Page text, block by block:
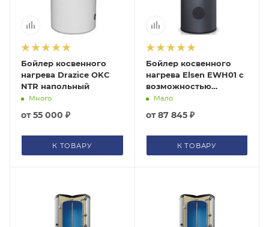
Бойлер косвенного
нагрева Drazice OKC
NTR напольный
Много
от55 000 ₽
К ТОВАРУ
Бойлер косвенного
нагрева Elsen EWH01 с
возможностью
подключения ТЭНа
B
Мало
от87 845 ₽
К ТОВАРУ